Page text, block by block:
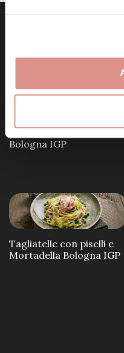
piselli e Mortadella
Bologna IGP
Tagliatelle con piselli e
Mortadella Bologna IGP